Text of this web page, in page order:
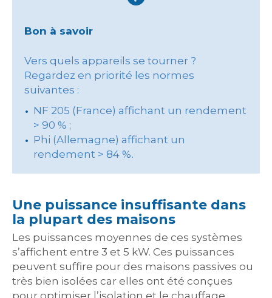
Bon à savoir
Vers quels appareils se tourner ?
Regardez en priorité les normes
suivantes :
NF 205 (France) affichant un rendement
> 90 % ;
Phi (Allemagne) affichant un
rendement > 84 %.
Une puissance insuffisante dans
la plupart des maisons
Les puissances moyennes de ces systèmes
s’affichent entre 3 et 5 kW. Ces puissances
peuvent suffire pour des maisons passives ou
très bien isolées car elles ont été conçues
pour optimiser l’isolation et le chauffage.